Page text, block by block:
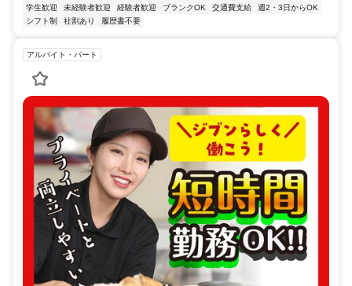
学生歓迎
未経験者歓迎 経験者歓迎 ブランクOK 交通費支給
週2・3日からOK
シフト制
社割あり 履歴書不要
アルバイト・パート